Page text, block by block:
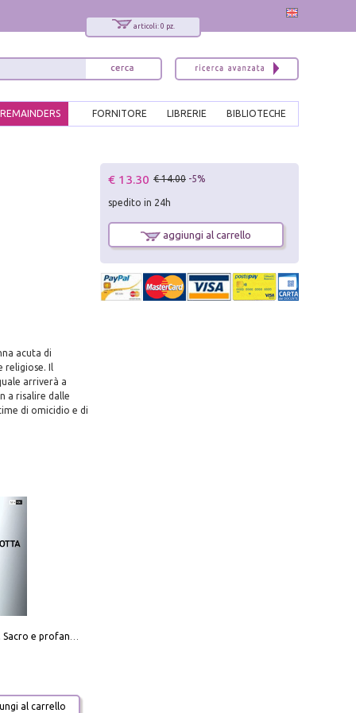
articoli: 0 pz.
BIBLIOTECHE
LIBRERIE
FORNITORE
REMAINDERS
acuta di
religiose. Il
arriverà a
a risalire dalle
di omicidio e di
al carrello
€ 13.30 € 14.00 -5%
spedito in 24h
aggiungi al carrello
x
Interessato ai nostri libri?
Sarai informato delle nostre novità, potrai
comunque cancellarti quando desideri.
modulo di iscrizione